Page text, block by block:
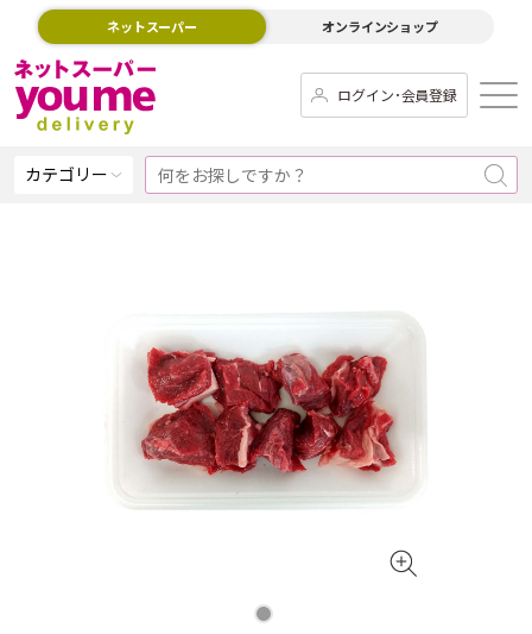
ネットスーパー オンラインショップ
ログイン･会員登録
カテゴリー